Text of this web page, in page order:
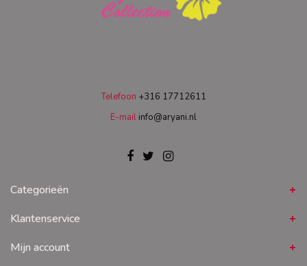
Telefoon +316 17712611
E-mail info@aryani.nl
Categorieën
Klantenservice
Mijn account